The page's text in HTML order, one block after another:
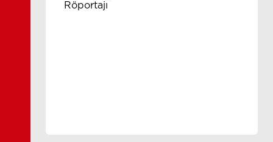
Röportajı